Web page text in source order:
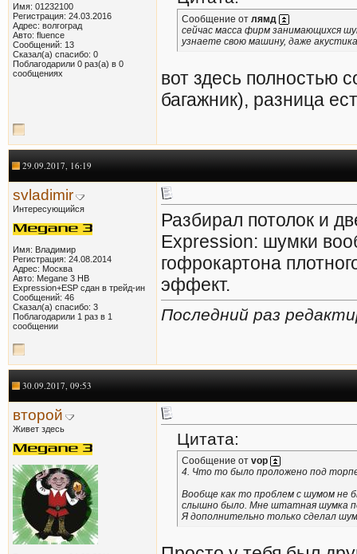
Имя: 01232100
Регистрация: 24.03.2016
Адрес: волгоград
Авто: fluence
Сообщений: 13
Сказал(а) спасибо: 0
Поблагодарили 0 раз(а) в 0
сообщениях
Сообщение от лямд
сейчас масса фирм занимающихся
узнаете свою машину, даже
вот здесь полностью
багажник), разница
29.09.2017, 16:19
svladimir
Интересующийся
Имя: Владимир
Регистрация: 24.08.2014
Адрес: Москва
Авто: Megane 3 HB
Expression+ESP сдан в трейд-ин
Сообщений: 46
Сказал(а) спасибо: 3
Поблагодарили 1 раз в 1
сообщении
Разбирал потолок и
Expression: шумки
гофрокартона
эффект.
Последний раз
30.09.2017, 09:53
второй
Живет здесь
Цитата:
Сообщение от vop
4. Что то было проложено под
Вообще как то проблем с шумом не
слышно было. Мне штатная шумка
Я дополнительно только сделал